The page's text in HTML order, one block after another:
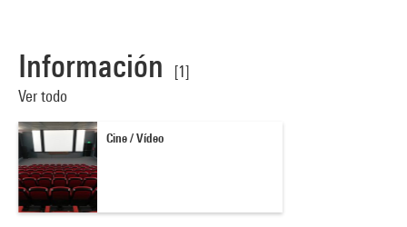
Información
[1]
Ver todo
Cine / Vídeo